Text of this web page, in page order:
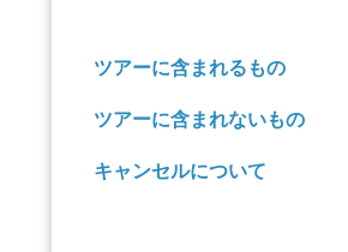
ツアーに含まれるもの
ツアーに含まれないもの
キャンセルについて